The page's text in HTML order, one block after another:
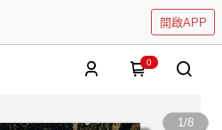
開啟APP
0
1/8